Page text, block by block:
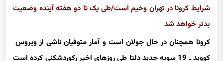
شرایط کرونا در تهران وخیم است/طی یک تا دو هفته آینده وضعیت
بدتر خواهد شد
کرونا همچنان در حال جولان است و آمار متوفیان ناشی از ویروس
کووید ـ‌ 19 سویه جدید دلتا طی روزهای اخیر رکوردشکنی کرده است